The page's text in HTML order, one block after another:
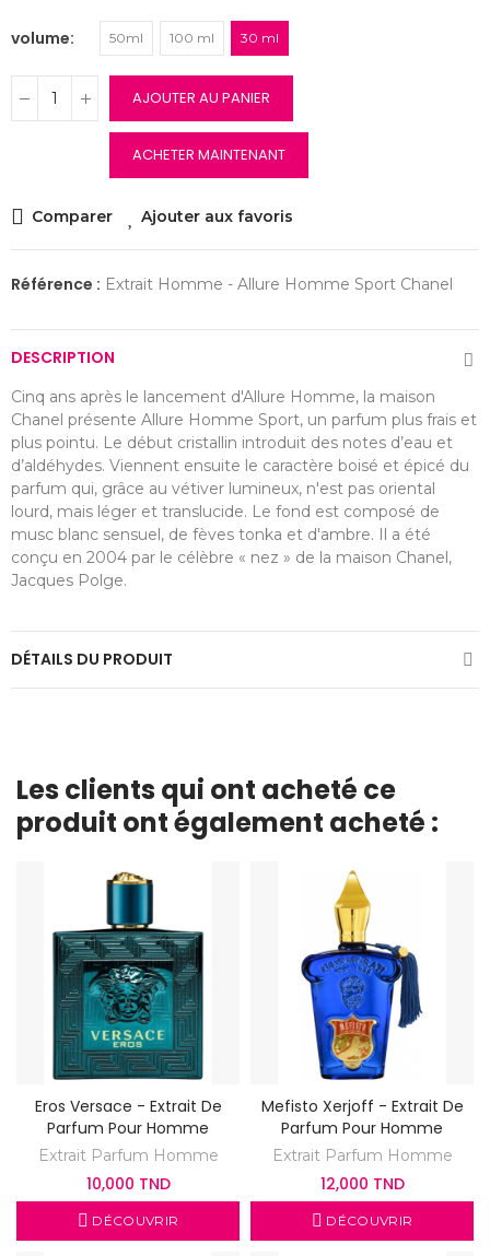
volume 50ml 100 ml 30 ml
AJOUTER AU PANIER
ACHETER MAINTENANT
Comparer Ajouter aux favoris
Référence : Extrait Homme - Allure Homme Sport Chanel
DESCRIPTION
Cinq ans après le lancement d'Allure Homme, la maison
Chanel présente Allure Homme Sport, un parfum plus frais et
plus pointu. Le début cristallin introduit des notes d’eau et
d’aldéhydes. Viennent ensuite le caractère boisé et épicé du
parfum qui, grâce au vétiver lumineux, n'est pas oriental
lourd, mais léger et translucide. Le fond est composé de
musc blanc sensuel, de fèves tonka et d'ambre. Il a été
conçu en 2004 par le célèbre « nez » de la maison Chanel,
Jacques Polge.
DÉTAILS DU PRODUIT
Les clients qui ont acheté ce
produit ont également acheté :
Eros Versace - Extrait De
Parfum Pour Homme
Extrait Parfum Homme
10,000 TND
DÉCOUVRIR
Mefisto Xerjoff - Extrait De
Parfum Pour Homme
Extrait Parfum Homme
12,000 TND
DÉCOUVRIR